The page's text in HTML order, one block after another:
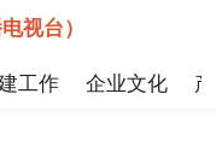
视台）
工作 企业文化